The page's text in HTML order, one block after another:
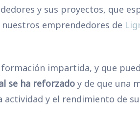
y sus proyectos, que
emprendedores de
impartida, y que
se ha reforzado y de que una
y el rendimiento de